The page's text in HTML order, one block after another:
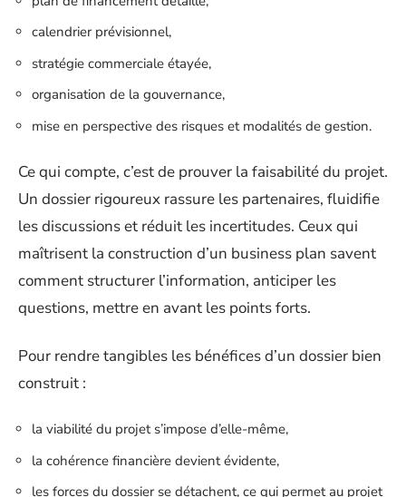
calendrier prévisionnel,
stratégie commerciale étayée,
organisation de la gouvernance,
mise en perspective des risques et modalités de gestion.
Ce qui compte, c’est de prouver la faisabilité du projet.
Un dossier rigoureux rassure les partenaires, fluidifie
les discussions et réduit les incertitudes. Ceux qui
maîtrisent la construction d’un business plan savent
comment structurer l’information, anticiper les
questions, mettre en avant les points forts.
Pour rendre tangibles les bénéfices d’un dossier bien
construit :
la viabilité du projet s’impose d’elle-même,
la cohérence financière devient évidente,
les forces du dossier se détachent, ce qui permet au projet